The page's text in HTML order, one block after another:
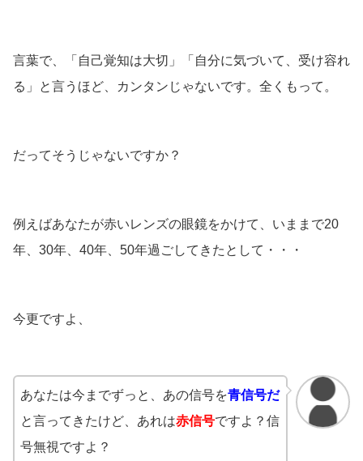
言葉で、「自己覚知は大切」「自分に気づいて、受け容れ
る」と言うほど、カンタンじゃないです。全くもって。
だってそうじゃないですか？
例えばあなたが赤いレンズの眼鏡をかけて、いままで20
年、30年、40年、50年過ごしてきたとして・・・
今更ですよ、
あなたは今までずっと、あの信号を青信号だ
と言ってきたけど、あれは赤信号ですよ？信
号無視ですよ？